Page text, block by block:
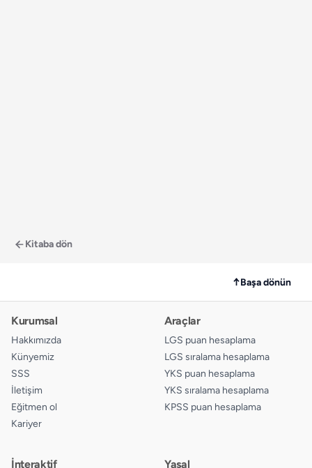
Kitaba dön
↑Başa dönün
Kurumsal
Hakkımızda
Künyemiz
SSS
İletişim
Eğitmen ol
Kariyer
Araçlar
LGS puan hesaplama
LGS sıralama hesaplama
YKS puan hesaplama
YKS sıralama hesaplama
KPSS puan hesaplama
İnteraktif Yasal